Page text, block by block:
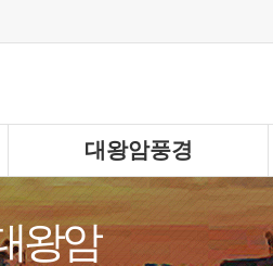
대왕암풍경
왕암